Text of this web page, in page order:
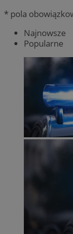
* pola
Najnowsze
Popularne